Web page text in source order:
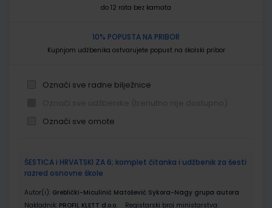
do 12 rata bez kamata
10% POPUSTA NA PRIBOR
Kupnjom udžbenika ostvarujete popust na školski pribor
Označi sve radne bilježnice
Označi sve omote
proizvodi
ŠESTICA i HRVATSKI ZA 6; komplet čitanka i udžbenik za šesti
razred osnovne škole
Autor(i): Greblički-Miculinić Matošević Sykora-Nagy grupa autora
Nakladnik: PROFIL KLETT d.o.o.
Registarski broj ministarstva: